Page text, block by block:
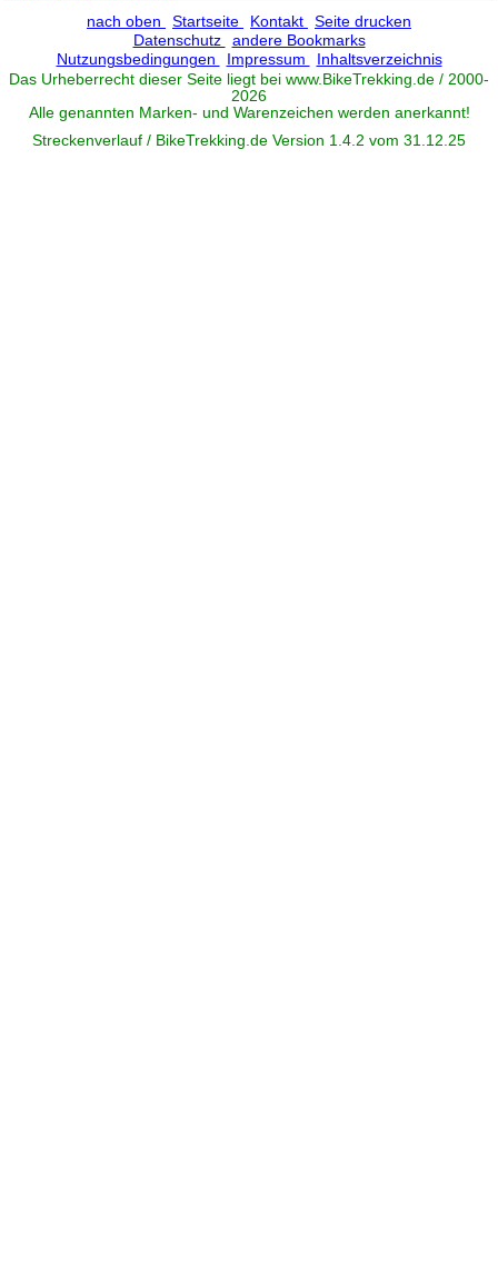
nach oben
Startseite Kontakt
Seite drucken
Datenschutz
andere Bookmarks
Nutzungsbedingungen
Impressum
Inhaltsverzeichnis
Das Urheberrecht dieser Seite liegt bei www. BikeTrekking .de / 2000-
2026
Alle genannten Marken- und Warenzeichen werden anerkannt!
Streckenverlauf / BikeTrekking.de Version 1.4.2 vom 31.12.25